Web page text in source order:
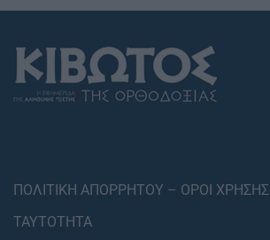
ΠΟΛΙΤΙΚΗ ΑΠΟΡΡΗΤΟΥ – ΟΡΟΙ ΧΡΗΣΗΣ
ΤΑΥΤΟΤΗΤΑ